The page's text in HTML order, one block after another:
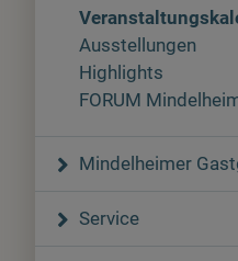
Ausstellungen
Highlights
FORUM
Mindelheimer
Service